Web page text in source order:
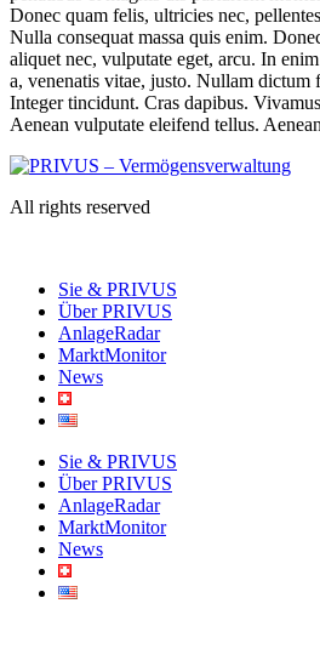
Donec quam felis, ultricies nec,
Nulla consequat massa quis enim.
aliquet nec, vulputate eget, arcu. In
a, venenatis vitae, justo. Nullam dictum
Integer tincidunt. Cras dapibus.
Aenean vulputate eleifend tellus.
All rights reserved
Sie & PRIVUS
Über PRIVUS
AnlageRadar
MarktMonitor
News
Sie & PRIVUS
Über PRIVUS
AnlageRadar
MarktMonitor
News